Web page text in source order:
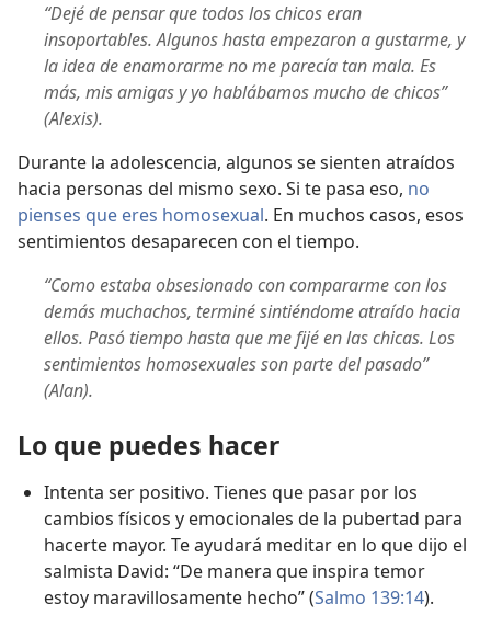
“Dejé de pensar que todos los chicos eran
insoportables. Algunos hasta empezaron a gustarme, y
la idea de enamorarme no me parecía tan mala. Es
más, mis amigas y yo hablábamos mucho de chicos”
(Alexis).
Durante la adolescencia, algunos se sienten atraídos
hacia personas del mismo sexo. Si te pasa eso, no
pienses que eres homosexual. En muchos casos, esos
sentimientos desaparecen con el tiempo.
“Como estaba obsesionado con compararme con los
demás muchachos, terminé sintiéndome atraído hacia
ellos. Pasó tiempo hasta que me fijé en las chicas. Los
sentimientos homosexuales son parte del pasado”
(Alan).
Lo que puedes hacer
Intenta ser positivo. Tienes que pasar por los
cambios físicos y emocionales de la pubertad para
hacerte mayor. Te ayudará meditar en lo que dijo el
salmista David: “De manera que inspira temor
estoy maravillosamente hecho” (Salmo 139:14).